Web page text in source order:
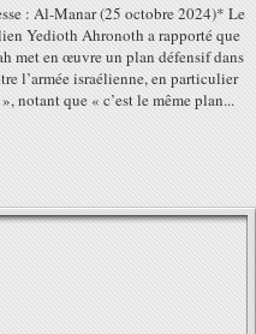
: Al-Manar (25 octobre 2024)* Le
Yedioth Ahronoth a rapporté que
met en œuvre un plan défensif dans
l’armée israélienne, en particulier
notant que « c’est le même plan...